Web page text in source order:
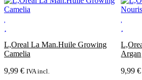
L,Oreal La Man.Huile Growing
Camelia
9,99 € IVA incl.
Argan
9,99€